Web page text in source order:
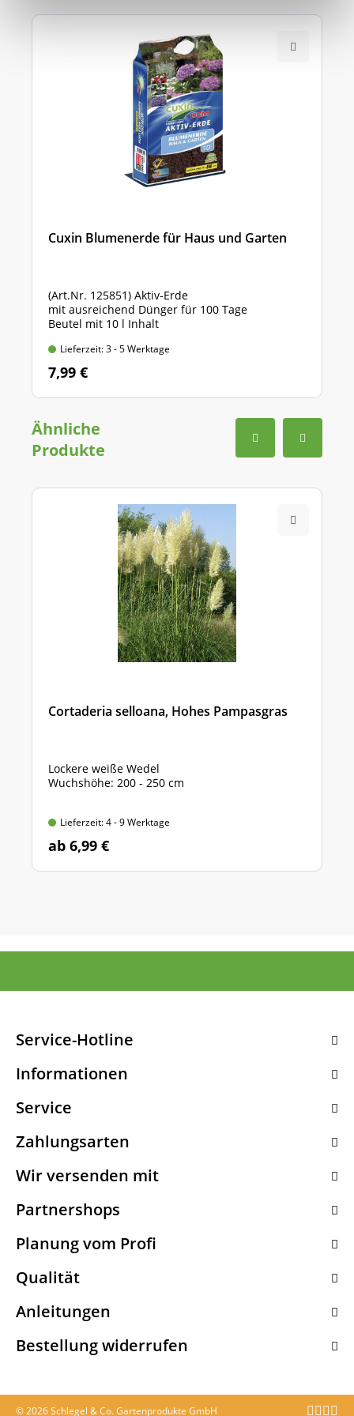
Cuxin Blumenerde für Haus und Garten
(Art.Nr. 125851) Aktiv-Erde
mit ausreichend Dünger für 100 Tage
Beutel mit 10 l Inhalt
Lieferzeit: 3 - 5 Werktage
7,99 €
Ähnliche
Produkte
Cortaderia selloana, Hohes Pampasgras
Lockere weiße Wedel
Wuchshöhe: 200 - 250 cm
Lieferzeit: 4 - 9 Werktage
ab 6,99 €
Service-Hotline
Informationen
Service
Zahlungsarten
Wir versenden mit
Partnershops
Planung vom Profi
Qualität
Anleitungen
Bestellung widerrufen
© 2026 Schlegel & Co. Gartenprodukte GmbH